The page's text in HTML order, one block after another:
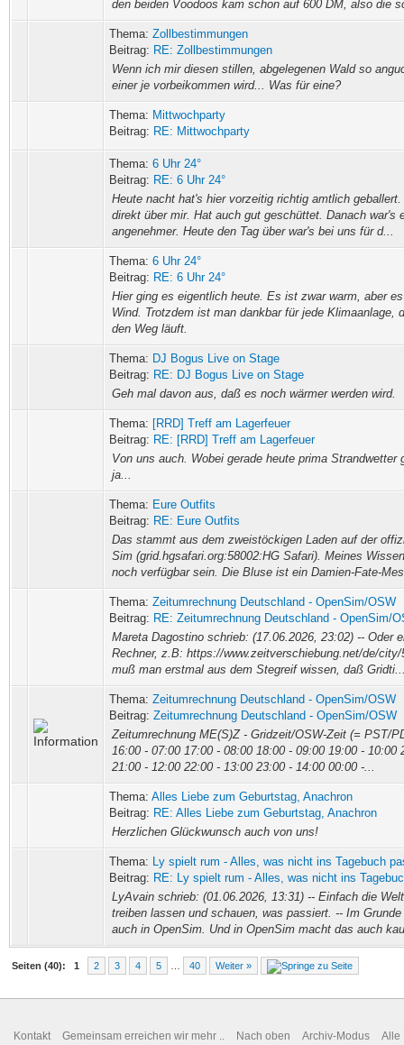
den beiden Voodoos kam schon auf 600 DM, also die
Thema: Zollbestimmungen
Beitrag: RE: Zollbestimmungen
Wenn ich mir diesen stillen, abgelegenen Wald so
einer je vorbeikommen wird... Was für eine?
Thema: Mittwochparty
Beitrag: RE: Mittwochparty
Thema: 6 Uhr 24°
Beitrag: RE: 6 Uhr 24°
Heute nacht hat's hier vorzeitig richtig amtlich
direkt über mir. Hat auch gut geschüttet. Danach war's
angenehmer. Heute den Tag über war's bei uns für d...
Thema: 6 Uhr 24°
Beitrag: RE: 6 Uhr 24°
Hier ging es eigentlich heute. Es ist zwar warm, aber
Wind. Trotzdem ist man dankbar für jede Klimaanlage,
den Weg läuft.
Thema: DJ Bogus Live on Stage
Beitrag: RE: DJ Bogus Live on Stage
Geh mal davon aus, daß es noch wärmer werden wird.
Thema: [RRD] Treff am Lagerfeuer
Beitrag: RE: [RRD] Treff am Lagerfeuer
Von uns auch. Wobei gerade heute prima Strandwetter
ja...
Thema: Eure Outfits
Beitrag: RE: Eure Outfits
Das stammt aus dem zweistöckigen Laden auf der
Sim (grid.hgsafari.org:58002:HG Safari). Meines
noch verfügbar sein. Die Bluse ist ein Damien-Fate-
Thema: Zeitumrechnung Deutschland - OpenSim/OSW
Beitrag: RE: Zeitumrechnung Deutschland - OpenSim/
Mareta Dagostino schrieb: (17.06.2026, 23:02) -- Oder
Rechner, z.B: https://www.zeitverschiebung.net/de/city/
muß man erstmal aus dem Stegreif wissen, daß
Thema: Zeitumrechnung Deutschland - OpenSim/OSW
Beitrag: Zeitumrechnung Deutschland - OpenSim/OSW
Zeitumrechnung ME(S)Z - Gridzeit/OSW-Zeit (= PST/
16:00 - 07:00 17:00 - 08:00 18:00 - 09:00 19:00 - 10:00
21:00 - 12:00 22:00 - 13:00 23:00 - 14:00 00:00 -...
Thema: Alles Liebe zum Geburtstag, Anachron
Beitrag: RE: Alles Liebe zum Geburtstag, Anachron
Herzlichen Glückwunsch auch von uns!
Thema: Ly spielt rum - Alles, was nicht ins Tagebuch
Beitrag: RE: Ly spielt rum - Alles, was nicht ins
LyAvain schrieb: (01.06.2026, 13:31) -- Einfach die
treiben lassen und schauen, was passiert. -- Im
auch in OpenSim. Und in OpenSim macht das auch
Seiten (40): 1 2 3 4 5 40 Weiter »
Kontakt Gemeinsam erreichen wir mehr .. Nach oben Archiv-Modus Alle